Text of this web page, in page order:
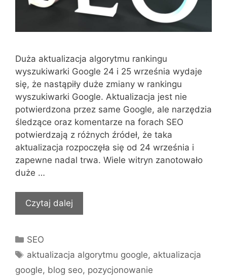
Duża aktualizacja algorytmu rankingu
wyszukiwarki Google 24 i 25 września wydaje
się, że nastąpiły duże zmiany w rankingu
wyszukiwarki Google. Aktualizacja jest nie
potwierdzona przez same Google, ale narzędzia
śledzące oraz komentarze na forach SEO
potwierdzają z różnych źródeł, że taka
aktualizacja rozpoczęła się od 24 września i
zapewne nadal trwa. Wiele witryn zanotowało
duże …
Czytaj dalej
Kategorie
SEO
Tagi
aktualizacja algorytmu google, aktualizacja
google, blog seo, pozycjonowanie